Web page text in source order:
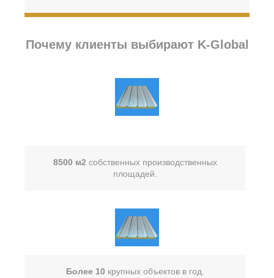
Почему клиенты выбирают K-Global
8500 м2 собственных производственных
площадей.
Более 10 крупных объектов в год.